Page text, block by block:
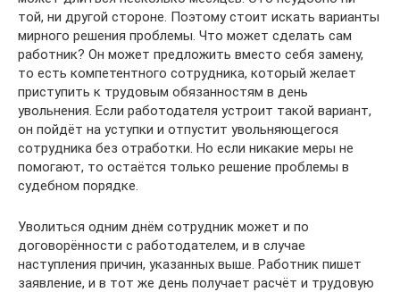
той, ни другой стороне. Поэтому стоит искать варианты
мирного решения проблемы. Что может сделать сам
работник? Он может предложить вместо себя замену,
то есть компетентного сотрудника, который желает
приступить к трудовым обязанностям в день
увольнения. Если работодателя устроит такой вариант,
он пойдёт на уступки и отпустит увольняющегося
сотрудника без отработки. Но если никакие меры не
помогают, то остаётся только решение проблемы в
судебном порядке.
Уволиться одним днём сотрудник может и по
договорённости с работодателем, и в случае
наступления причин, указанных выше. Работник пишет
заявление, и в тот же день получает расчёт и трудовую